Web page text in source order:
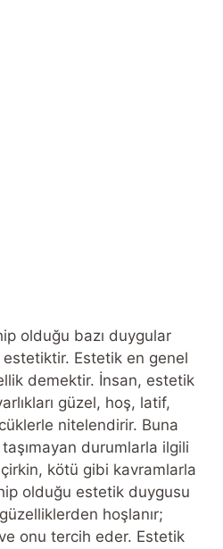
olduğu bazı duygular
Estetik en genel
demektir. İnsan, estetik
güzel, hoş, latif,
nitelendirir. Buna
durumlarla ilgili
kötü gibi kavramlarla
olduğu estetik duygusu
hoşlanır;
onu tercih eder. Estetik